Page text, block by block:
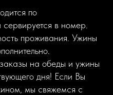
по
в номер.
проживания. Ужины
на обеды и ужины
дня! Если Вы
мы свяжемся с